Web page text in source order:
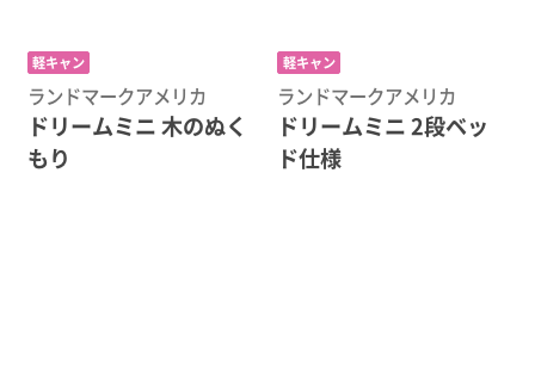
軽キャン
ランドマークアメリカ
ドリームミニ 木のぬく
もり
軽キャン
ランドマークアメリカ
ドリームミニ 2段ベッ
ド仕様